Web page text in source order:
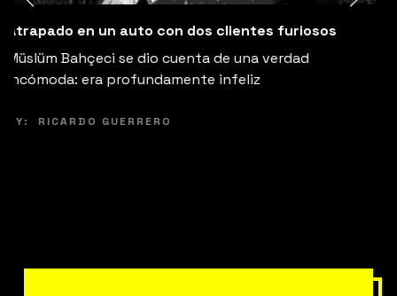
Mi socio se desapareció con mis $60,000
Conzuelo Pi comparte su historia de fracaso.